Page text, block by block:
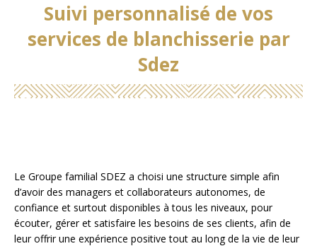
Suivi personnalisé de vos
services de blanchisserie par
Sdez
Le Groupe familial SDEZ a choisi une structure simple afin
d’avoir des managers et collaborateurs autonomes, de
confiance et surtout disponibles à tous les niveaux, pour
écouter, gérer et satisfaire les besoins de ses clients, afin de
leur offrir une expérience positive tout au long de la vie de leur